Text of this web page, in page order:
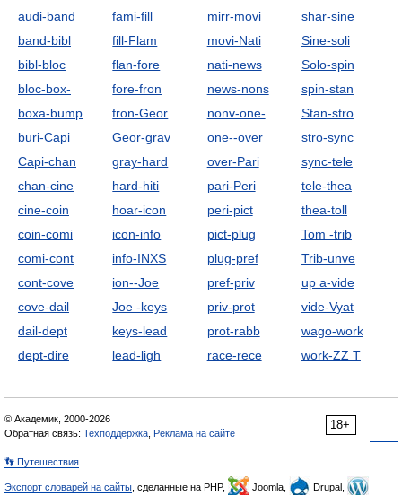
audi-band
band-bibl
bibl-bloc
bloc-box-
boxa-bump
buri-Capi
Capi-chan
chan-cine
cine-coin
coin-comi
comi-cont
cont-cove
cove-dail
dail-dept
dept-dire
fami-fill
fill-Flam
flan-fore
fore-fron
fron-Geor
Geor-grav
gray-hard
hard-hiti
hoar-icon
icon-info
info-INXS
ion--Joe
Joe -keys
keys-lead
lead-ligh
mirr-movi
movi-Nati
nati-news
news-nons
nonv-one-
one--over
over-Pari
pari-Peri
peri-pict
pict-plug
plug-pref
pref-priv
priv-prot
prot-rabb
race-rece
shar-sine
Sine-soli
Solo-spin
spin-stan
Stan-stro
stro-sync
sync-tele
tele-thea
thea-toll
Tom -trib
Trib-unve
up a-vide
vide-Vyat
wago-work
work-ZZ T
18+
© Академик, 2000-2026
Обратная связь: Техподдержка Реклама на сайте
👣 Путешествия
Экспорт словарей на сайты , сделанные на PHP, Joomla,
Drupal,